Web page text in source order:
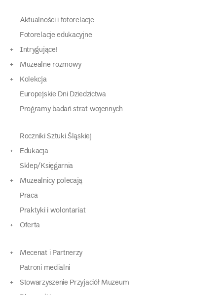
Aktualności i fotorelacje
Fotorelacje edukacyjne
Intrygujące!
Muzealne rozmowy
Kolekcja
Europejskie Dni Dziedzictwa
Programy badań strat wojennych
Roczniki Sztuki Śląskiej
Edukacja
Sklep/Księgarnia
Muzealnicy polecają
Praca
Praktyki i wolontariat
Oferta
Mecenat i Partnerzy
Patroni medialni
Stowarzyszenie Przyjaciół Muzeum